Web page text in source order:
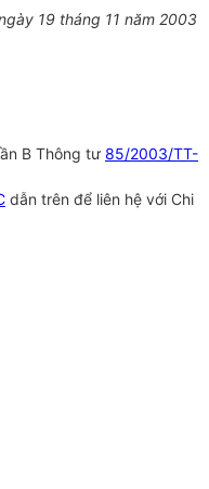
19 tháng 11 năm 2003
B Thông tư 85/2003/TT-
dẫn trên để liên hệ với Chi